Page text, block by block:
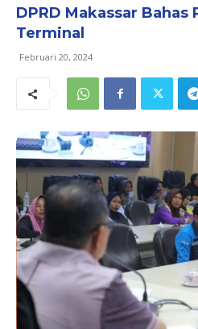
DPRD Makassar Bahas
Terminal
Februari 20, 2024